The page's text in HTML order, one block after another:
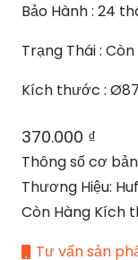
Bảo Hành : 24
Trạng Thái :
Kích thước :
370.000 ₫
Thông số cơ
Thương Hiệu:
Còn Hàng Kích
Tư vấn sản